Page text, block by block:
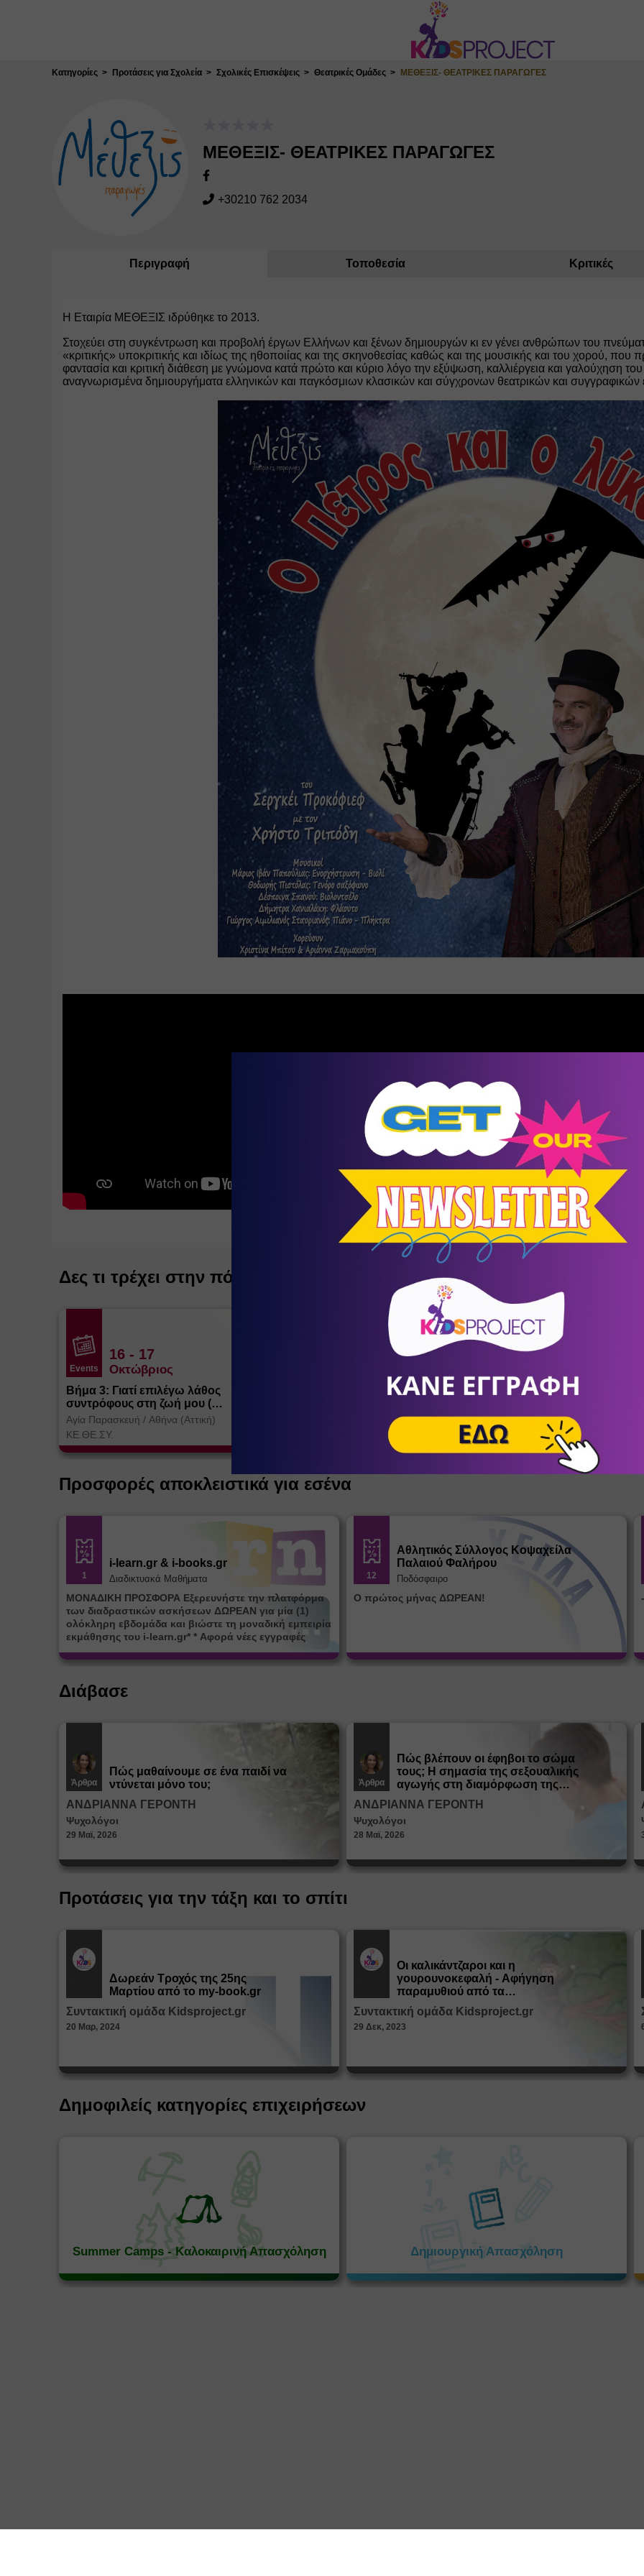
Κατηγορίες Προτάσεις για Σχολεία Σχολικές Επισκέψεις Θεατρικές Ομάδες ΜΕΘΕΞΙΣ- ΘΕΑΤΡΙΚΕΣ ΠΑΡΑΓΩΓΕΣ
ΜΕΘΕΞΙΣ- ΘΕΑΤΡΙΚΕΣ ΠΑΡΑΓΩΓΕΣ
+30210 762 2034
Περιγραφή Τοποθεσία Κριτικές
Η Εταιρία ΜΕΘΕΞΙΣ ιδρύθηκε το 2013.
Στοχεύει στη συγκέντρωση και προβολή έργων Ελλήνων και ξένων δημιουργών κι εν γένει ανθρώπων του
«κριτικής» υποκριτικής και ιδίως της ηθοποιίας και της σκηνοθεσίας καθώς και της μουσικής και του χορού, που
φαντασία και κριτική διάθεση με γνώμονα κατά πρώτο και κύριο λόγο την εξύψωση, καλλιέργεια και γαλούχηση
αναγνωρισμένα δημιουργήματα ελληνικών και παγκόσμιων κλασικών και σύγχρονων θεατρικών και συγγραφικών
Λιγότερα
Δες τι τρέχει στην πόλη
Events
16 - 17
Οκτώβριος
Βήμα 3: Γιατί επιλέγω λάθος
συντρόφους στη ζωή μου (
Θεσσαλονίκη)
Αγία Παρασκευή / Αθήνα (Αττική)
ΚΕ.ΘΕ.ΣΥ.
28 - 29
Βήμα 2: Θεραπεύοντας τη σχέση με
Αγία Παρασκευή/Αθήνα (Αττική)
ΚΕ.ΘΕ.ΣΥ.
Προσφορές αποκλειστικά για εσένα
1
i-learn.gr & i-books.gr
Διαδικτυακά Μαθήματα
ΜΟΝΑΔΙΚΗ ΠΡΟΣΦΟΡΑ Εξερευνήστε την πλατφόρμα
των διαδραστικών ασκήσεων ΔΩΡΕΑΝ για μία (1)
ολόκληρη εβδομάδα και βιώστε τη μοναδική εμπειρία
εκμάθησης του i-learn.gr* * Αφορά νέες εγγραφές
12
Αθλητικός Σύλλογος Κοψαχείλα
Παλαιού Φαλήρου
Ποδόσφαιρο
Ο πρώτος μήνας ΔΩΡΕΑΝ!
Διάβασε
Άρθρα
Πώς μαθαίνουμε σε ένα παιδί να
ντύνεται μόνο του;
ΑΝΔΡΙΑΝΝΑ ΓΕΡΟΝΤΗ
Ψυχολόγοι
29 Μαϊ, 2026
Άρθρα
Πώς βλέπουν οι έφηβοι το σώμα
τους; Η σημασία της σεξουαλικής
αγωγής στη διαμόρφωση της
ταυτότητας
ΑΝΔΡΙΑΝΝΑ ΓΕΡΟΝΤΗ
Ψυχολόγοι
28 Μαϊ, 2026
Προτάσεις για την τάξη και το σπίτι
Δωρεάν Tροχός της 25ης
Μαρτίου από το my-book.gr
Συντακτική ομάδα Kidsproject.gr
20 Μαρ, 2024
Οι καλικάντζαροι και η
γουρουνοκεφαλή - Αφήγηση
παραμυθιού από τα
Παραμυθοκαμώματα
Συντακτική ομάδα Kidsproject.gr
29 Δεκ, 2023
Δημοφιλείς κατηγορίες επιχειρήσεων
Summer Camps - Καλοκαιρινή Απασχόληση Δημιουργική Απασχόληση